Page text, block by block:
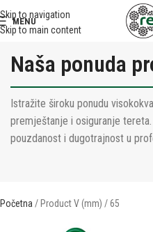
Skip to navigation
Skip to main content
MENU
Naša ponuda
Istražite široku ponudu
premještanje i osiguranje
pouzdanost i dugotrajnost u
Početna Product V (mm) 65